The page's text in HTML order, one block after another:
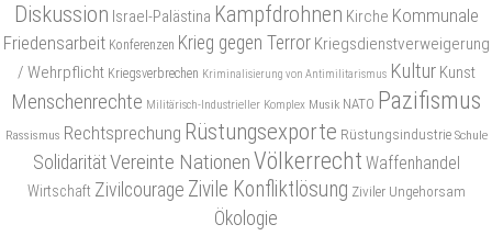
Diskussion Israel-Palästina Kampfdrohnen Kirche Kommunale
Friedensarbeit Konferenzen Krieg gegen Terror Kriegsdienstverweigerung
/ Wehrpflicht Kriegsverbrechen Kriminalisierung von Antimilitarismus Kultur Kunst
Menschenrechte Militärisch-Industrieller Komplex Musik NATO Pazifismus
Rassismus Rechtsprechung Rüstungsexporte Rüstungsindustrie Schule
SolidaritätVereinte NationenVölkerrecht Waffenhandel
Wirtschaft Zivilcourage Zivile Konfliktlösung Ziviler Ungehorsam
Ökologie